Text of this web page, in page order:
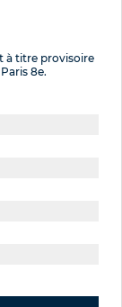
à titre provisoire
8e.